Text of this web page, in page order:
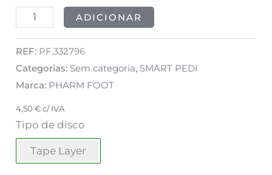
ADICIONAR
REF: PF.332796
Categorias: Sem categoria, SMART PEDI
Marca: PHARM FOOT
4,50€ c/ IVA
Tipo de disco
Tape Layer